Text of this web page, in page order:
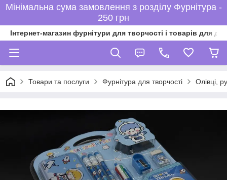
Мінімальна сума замовлення з розділу Фурнітура -
250 грн
Інтернет-магазин фурнітури для творчості і товарів для
Товари та послуги Фурнітура для творчості Олівці,